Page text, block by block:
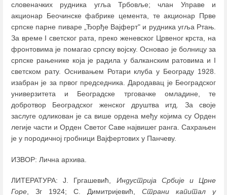
словеначких рудника угља Трбовље; члан Управе и
акционар Беочинске фабрике цемента, те акционар Прве
српске парне пиваре „Ђорђе Вајферт" и рудника угља Ртањ.
За време I светског рата, преко женевског Црвеног крста, на
фронтовима је помагао српску војску. Основао је болницу за
српске рањенике која је радила у балканским ратовима и I
светском рату. Оснивањем Ротари клуба у Београду 1928.
изабран је за првог председника. Дародавац је Београдског
универзитета и Београдске трговачке омладине, те
добротвор Београдског женског друштва итд. За своје
заслуге одликован је са више ордена међу којима су Орден
легије части и Орден Светог Саве највишег ранга. Сахрањен
је у породичној гробници Вајфертових у Панчеву.
ИЗВОР: Лична архива.
ЛИТЕРАТУРА: Ј. Гргашевић, Индустрија Србије и Црне
Горе , Зг 1924; С. Димитријевић, Страни капитал у